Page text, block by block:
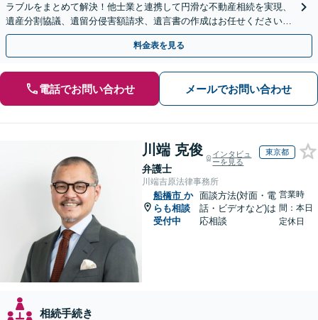
ラブルをまとめて解決！他士業と連携して円滑な不動産相続を実現、
遺産分割協議、遺留分侵害額請求、遺言書の作成はお任せください。
明確な料金体系【オンライン面談可能】
料金表を見る
電話でお問い合わせ メールでお問い合わせ
川端 克俊
弁護士
インタビュ
ーを見る
東京都
川端吉原法律事務所
船橋市 か
らも相談
受付中
面談方法(対面・電
話・ビデオなど)は
応相談
営業時
間：本日
定休日
相続手続き